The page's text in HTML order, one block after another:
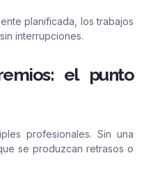
planificada, los trabajos
interrupciones.
el punto
profesionales. Sin una
se produzcan retrasos o